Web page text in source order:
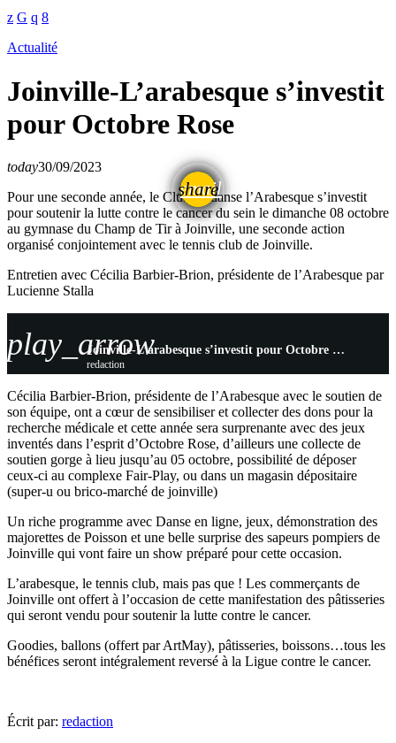
Actualité
Joinville-L’arabesque s’investit
pour Octobre Rose
today30/09/2023
share
email
Pour une seconde année, le Club de danse l’Arabesque s’investit
pour soutenir la lutte contre le cancer du sein le dimanche 08 octobre
au gymnase du Champ de Tir à Joinville, une seconde action
organisé conjointement avec le tennis club de Joinville.
Entretien avec Cécilia Barbier-Brion, présidente de l’Arabesque par
Lucienne Stalla
play_arrow Joinville-L’arabesque s’investit pour Octobre Rose
redaction
Cécilia Barbier-Brion, présidente de l’Arabesque avec le soutien de
son équipe, ont a cœur de sensibiliser et collecter des dons pour la
recherche médicale et cette année sera surprenante avec des jeux
inventés dans l’esprit d’Octobre Rose, d’ailleurs une collecte de
soutien gorge à lieu jusqu’au 05 octobre, possibilité de déposer
ceux-ci au complexe Fair-Play, ou dans un magasin dépositaire
(super-u ou brico-marché de joinville)
Un riche programme avec Danse en ligne, jeux, démonstration des
majorettes de Poisson et une belle surprise des sapeurs pompiers de
Joinville qui vont faire un show préparé pour cette occasion.
L’arabesque, le tennis club, mais pas que ! Les commerçants de
Joinville ont offert à l’occasion de cette manifestation des pâtisseries
qui seront vendu pour soutenir la lutte contre le cancer.
Goodies, ballons (offert par ArtMay), pâtisseries, boissons…tous les
bénéfices seront intégralement reversé à la Ligue contre le cancer.
Écrit par: redaction